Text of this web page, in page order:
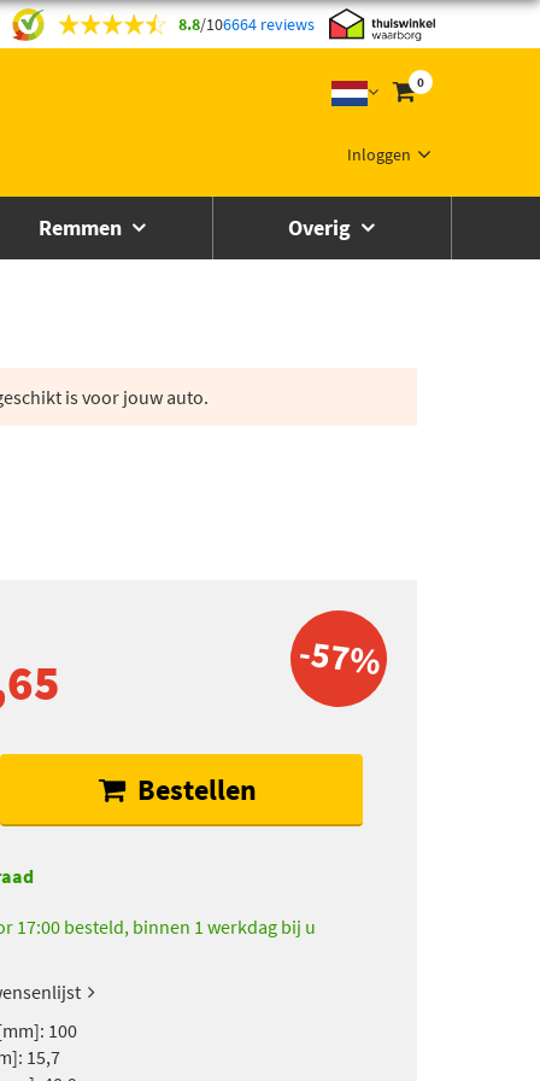
8.8/106664 reviews
0
Inloggen
Remmen Overig
is voor jouw auto.
-57%
Bestellen
17:00 besteld, binnen 1 werkdag bij u
100
15,7